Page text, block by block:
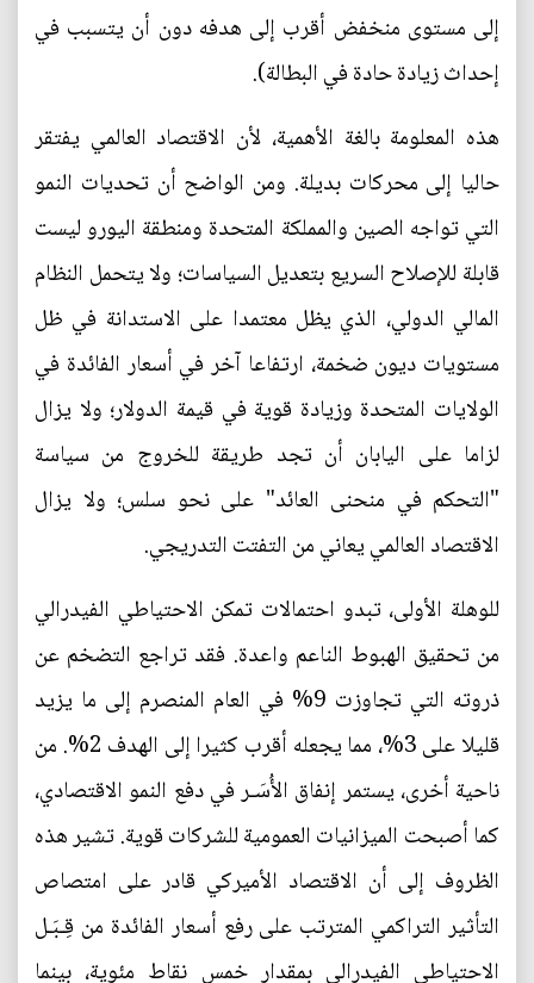
إلى مستوى منخفض أقرب إلى هدفه دون أن يتسبب في
إحداث زيادة حادة في البطالة).
هذه المعلومة بالغة الأهمية، لأن الاقتصاد العالمي يفتقر
حاليا إلى محركات بديلة. ومن الواضح أن تحديات النمو
التي تواجه الصين والمملكة المتحدة ومنطقة اليورو ليست
قابلة للإصلاح السريع بتعديل السياسات؛ ولا يتحمل النظام
المالي الدولي، الذي يظل معتمدا على الاستدانة في ظل
مستويات ديون ضخمة، ارتفاعا آخر في أسعار الفائدة في
الولايات المتحدة وزيادة قوية في قيمة الدولار؛ ولا يزال
لزاما على اليابان أن تجد طريقة للخروج من سياسة
"التحكم في منحنى العائد" على نحو سلس؛ ولا يزال
الاقتصاد العالمي يعاني من التفتت التدريجي.
للوهلة الأولى، تبدو احتمالات تمكن الاحتياطي الفيدرالي
من تحقيق الهبوط الناعم واعدة. فقد تراجع التضخم عن
ذروته التي تجاوزت 9% في العام المنصرم إلى ما يزيد
قليلا على 3%، مما يجعله أقرب كثيرا إلى الهدف 2%. من
ناحية أخرى، يستمر إنفاق الأُسَـر في دفع النمو الاقتصادي،
كما أصبحت الميزانيات العمومية للشركات قوية. تشير هذه
الظروف إلى أن الاقتصاد الأميركي قادر على امتصاص
التأثير التراكمي المترتب على رفع أسعار الفائدة من قِـبَـل
الاحتياطي الفيدرالي بمقدار خمس نقاط مئوية، بينما